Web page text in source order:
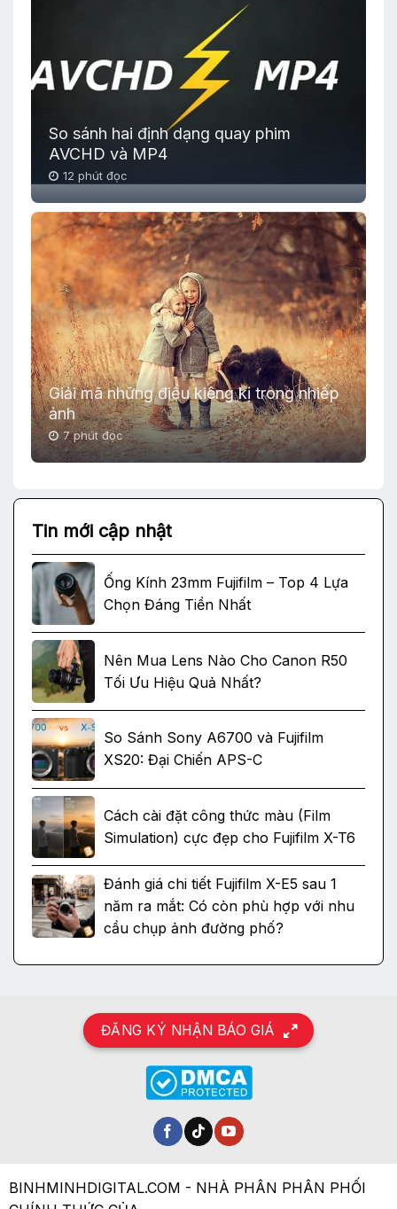
So sánh hai định dạng quay phim
AVCHD và MP4
12 phút đọc
Giải mã những điều kiêng kị trong nhiếp
ảnh
7 phút đọc
Tin mới cập nhật
Ống Kính 23mm Fujifilm – Top 4 Lựa
Chọn Đáng Tiền Nhất
Nên Mua Lens Nào Cho Canon R50
Tối Ưu Hiệu Quả Nhất?
So Sánh Sony A6700 và Fujifilm
XS20: Đại Chiến APS-C
Cách cài đặt công thức màu (Film
Simulation) cực đẹp cho Fujifilm X-T6
Đánh giá chi tiết Fujifilm X-E5 sau 1
năm ra mắt: Có còn phù hợp với nhu
cầu chụp ảnh đường phố?
ĐĂNG KÝ NHẬN BÁO GIÁ
BINHMINHDIGITAL.COM - NHÀ PHÂN PHÂN PHỐI